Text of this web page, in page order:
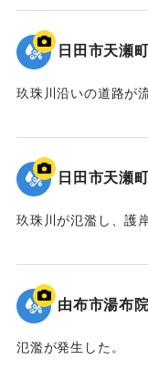
2020/7/6｜固有コード:
日田市天瀬
玖珠川沿いの道路が
2020/7/6｜固有コード:
日田市天瀬
玖珠川が氾濫し、護
2020/7/6｜固有コード:
由布市湯布
氾濫が発生した。